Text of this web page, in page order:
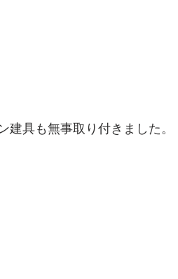
建具も無事取り付きました。